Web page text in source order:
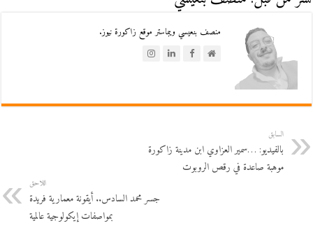
منصف بنعيسي ويبماستر موقع زاكورة نيوز.
السابق
بالفيديو: …سمير العزاوي ابن مدينة زاكورة
موهبة صاعدة في رقص الروبوت
اللاحق
جسر محمد السادس.. أيقونة معمارية فريدة
بمواصفات إيكولوجية عالمية